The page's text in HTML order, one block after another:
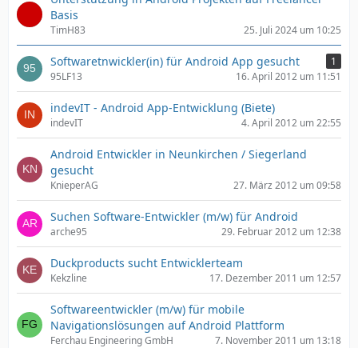
Basis
TimH83 25. Juli 2024 um 10:25
Softwaretnwickler(in) für Android App gesucht
1
95LF13
16. April 2012 um 11:51
indevIT - Android App-Entwicklung (Biete)
indevIT 4. April 2012 um 22:55
Android Entwickler in Neunkirchen / Siegerland
gesucht
KnieperAG 27. März 2012 um 09:58
Suchen Software-Entwickler (m/w) für Android
arche95 29. Februar 2012 um 12:38
Duckproducts sucht Entwicklerteam
Kekzline 17. Dezember 2011 um 12:57
Softwareentwickler (m/w) für mobile
Navigationslösungen auf Android Plattform
Ferchau Engineering GmbH 7. November 2011 um 13:18